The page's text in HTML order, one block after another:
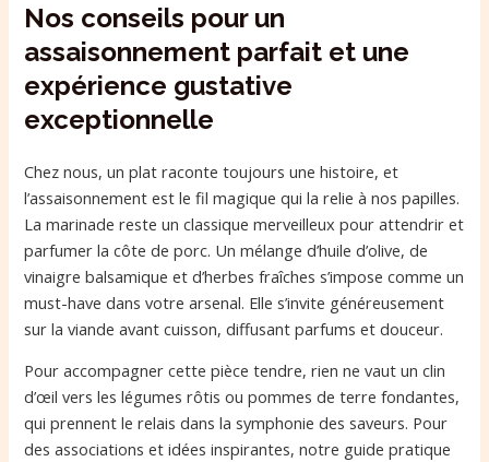
Nos conseils pour un
assaisonnement parfait et une
expérience gustative
exceptionnelle
Chez nous, un plat raconte toujours une histoire, et
l’assaisonnement est le fil magique qui la relie à nos papilles.
La marinade reste un classique merveilleux pour attendrir et
parfumer la côte de porc. Un mélange d’huile d’olive, de
vinaigre balsamique et d’herbes fraîches s’impose comme un
must-have dans votre arsenal. Elle s’invite généreusement
sur la viande avant cuisson, diffusant parfums et douceur.
Pour accompagner cette pièce tendre, rien ne vaut un clin
d’œil vers les légumes rôtis ou pommes de terre fondantes,
qui prennent le relais dans la symphonie des saveurs. Pour
des associations et idées inspirantes, notre guide pratique